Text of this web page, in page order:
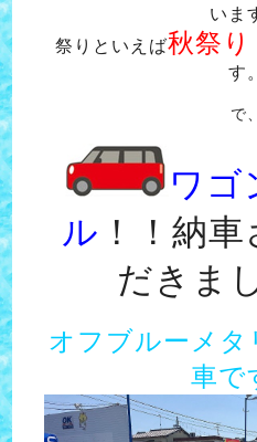
いま
祭りといえば秋祭り
す。
で、
ワゴ
ル ！！納
だきま
オフブルーメタ
車で